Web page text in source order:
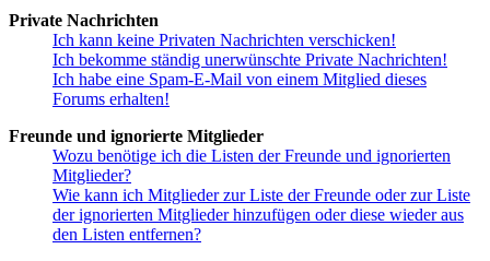
Private Nachrichten
Ich kann keine Privaten Nachrichten verschicken!
Ich bekomme ständig unerwünschte Private Nachrichten!
Ich habe eine Spam-E-Mail von einem Mitglied dieses
Forums erhalten!
Freunde und ignorierte Mitglieder
Wozu benötige ich die Listen der Freunde und ignorierten
Mitglieder?
Wie kann ich Mitglieder zur Liste der Freunde oder zur Liste
der ignorierten Mitglieder hinzufügen oder diese wieder aus
den Listen entfernen?